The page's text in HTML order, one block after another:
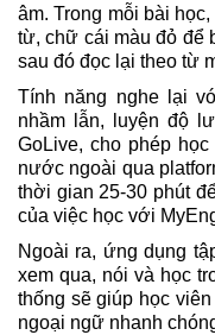
âm. Trong mỗi bài
từ, chữ cái màu đỏ để
sau đó đọc lại theo từ
Tính năng nghe lại
nhầm lẫn, luyện độ
GoLive, cho phép
nước ngoài qua
thời gian 25-30 phút
của việc học với
Ngoài ra, ứng dụng
xem qua, nói và học
thống sẽ giúp học
ngoại ngữ nhanh